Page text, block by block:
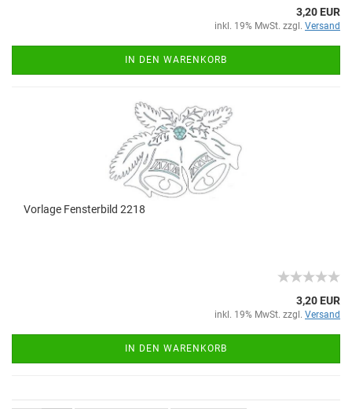
3,20 EUR
inkl. 19% MwSt. zzgl. Versand
IN DEN WARENKORB
Vorlage Fensterbild 2218
3,20 EUR
inkl. 19% MwSt. zzgl. Versand
IN DEN WARENKORB